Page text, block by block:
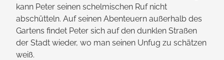
kann Peter seinen schelmischen Ruf nicht
abschütteln. Auf seinen Abenteuern außerhalb des
Gartens findet Peter sich auf den dunklen Straßen
der Stadt wieder, wo man seinen Unfug zu schätzen
weiß.